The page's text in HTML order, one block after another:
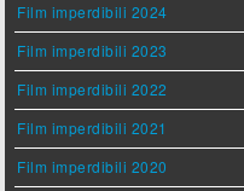
Film imperdibili 2024
Film imperdibili 2023
Film imperdibili 2022
Film imperdibili 2021
Film imperdibili 2020